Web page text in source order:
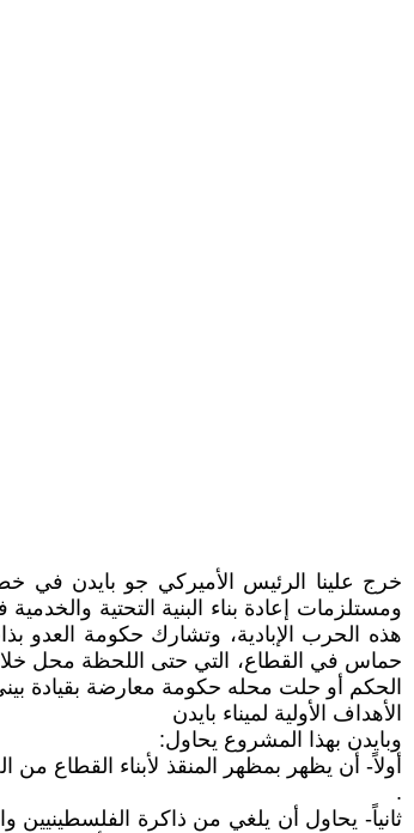
خرج علينا الرئيس الأميركي جو بايدن في
ومستلزمات إعادة بناء البنية التحتية
هذه الحرب الإبادية، وتشارك حكومة العدو
حماس في القطاع، التي حتى اللحظة محل خلاف
الحكم أو حلت محله حكومة معارضة بقيادة بيني
الأهداف الأولية لميناء بايدن
وبايدن بهذا المشروع يحاول:
أولاً- أن يظهر بمظهر المنقذ لأبناء القطاع
.
ثانياً- يحاول أن يلغي من ذاكرة الفلسطينيين